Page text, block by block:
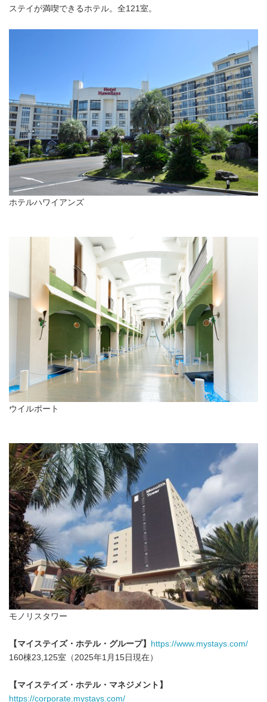
ステイが満喫できるホテル。全121室。
ホテルハワイアンズ
ウイルポート
モノリスタワー
【マイステイズ・ホテル・グループ】
https://www.mystays.com/
160棟23,125室（2025年1月15日現在）
【マイステイズ・ホテル・マネジメント】
https://corporate.mystays.com/